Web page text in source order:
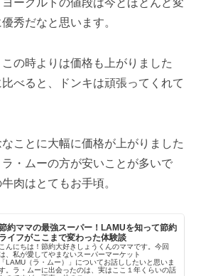
ーグルトの値段は今とほとんど変
秀だなと思います。
の時よりは価格も上がりました
べると、ドンキは頑張ってくれて
ことに大幅に価格が上がりました
・ムーの方が安いことが多いで
肉はとてもお手頃。
約ママの最強スーパー！LAMUを知って節約
ライフがここまで変わった体験談
こんにちは！節約大好きしょうくんのママです。今回
、私が愛してやまないスーパーマーケット
「LAMU（ラ・ムー）」についてお話ししたいと思いま
。ラ・ムーに出会ったのは、実はここ１年くらいの話